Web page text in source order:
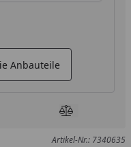
Anbauteile
hinzufügenProdukt
Artikel-Nr.: 7340635